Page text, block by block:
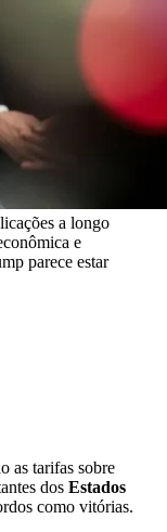
a longo
e
parece estar
as tarifas sobre
dos Estados
como vitórias.